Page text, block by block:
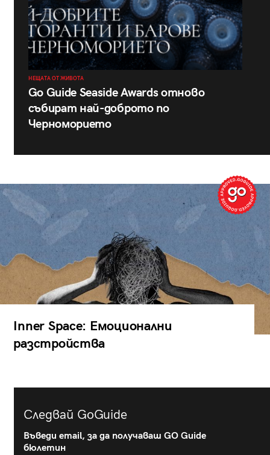
НЕЩАТА ОТ ЖИВОТА
Go Guide Seaside Awards отново
събират най-доброто по
Черноморието
Inner Space: Емоционални
разстройства
Следвай GoGuide
Въведи email, за да получаваш GO Guide
бюлетин